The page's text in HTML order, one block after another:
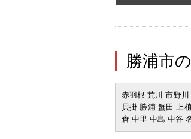
勝浦市
赤羽根 荒川 市野
貝掛 勝浦 蟹田 上
倉 中里 中島 中谷